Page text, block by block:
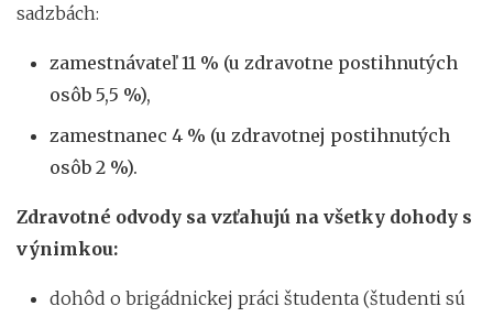
sadzbách:
zamestnávateľ 11 % (u zdravotne postihnutých
osôb 5,5 %),
zamestnanec 4 % (u zdravotnej postihnutých
osôb 2 %).
Zdravotné odvody sa vzťahujú na všetky dohody s
výnimkou:
dohôd o brigádnickej práci študenta (študenti sú